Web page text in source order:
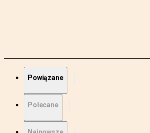
Powiązane
Polecane